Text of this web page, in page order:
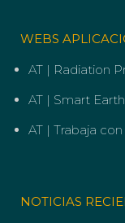
WEBS
AT | Radiation
AT | Smart
AT | Trabaja
NOTICIAS